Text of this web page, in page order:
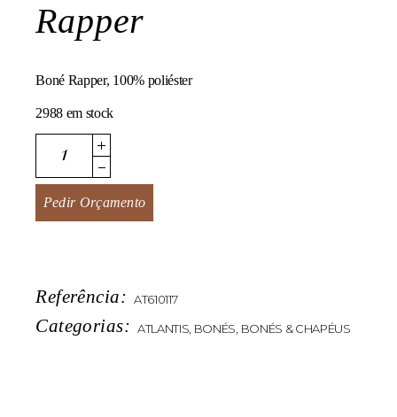
Rapper
Boné Rapper, 100% poliéster
2988 em stock
Rapper quantity
Pedir Orçamento
Referência: AT610117
Categorias: ATLANTIS, BONÉS, BONÉS & CHAPÉUS